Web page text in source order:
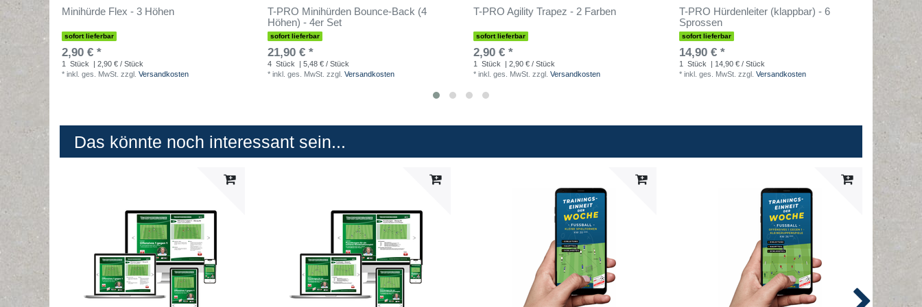
Minihürde Flex - 3 Höhen
sofort lieferbar
2,90 € *
1 Stück
| 2,90 € / Stück
* inkl. ges. MwSt. zzgl. Versandkosten
T-PRO Minihürden Bounce-Back (4
Höhen) - 4er Set
sofort lieferbar
21,90 € *
4 Stück
| 5,48 € / Stück
* inkl. ges. MwSt. zzgl. Versandkosten
T-PRO Agility Trapez - 2 Farben
sofort lieferbar
2,90 € *
1 Stück
| 2,90 € / Stück
* inkl. ges. MwSt. zzgl. Versandkosten
T-PRO Hürdenleiter (klappbar) - 6
Sprossen
sofort lieferbar
14,90 € *
1 Stück
| 14,90 € / Stück
* inkl. ges. MwSt. zzgl. Versandkosten
1,90 €
|
Das könnte noch interessant sein...